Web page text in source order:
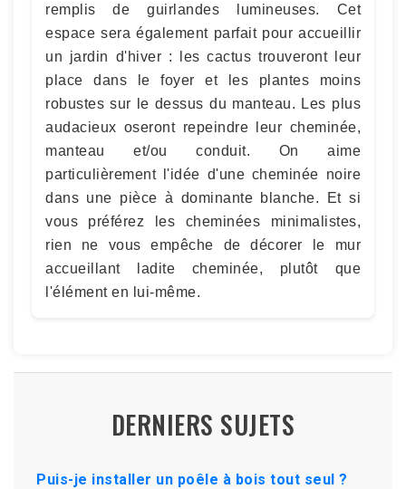
remplis de guirlandes lumineuses. Cet
espace sera également parfait pour accueillir
un jardin d'hiver : les cactus trouveront leur
place dans le foyer et les plantes moins
robustes sur le dessus du manteau. Les plus
audacieux oseront repeindre leur cheminée,
manteau et/ou conduit. On aime
particulièrement l'idée d'une cheminée noire
dans une pièce à dominante blanche. Et si
vous préférez les cheminées minimalistes,
rien ne vous empêche de décorer le mur
accueillant ladite cheminée, plutôt que
l'élément en lui-même.
DERNIERS SUJETS
Puis-je installer un poêle à bois tout seul ?